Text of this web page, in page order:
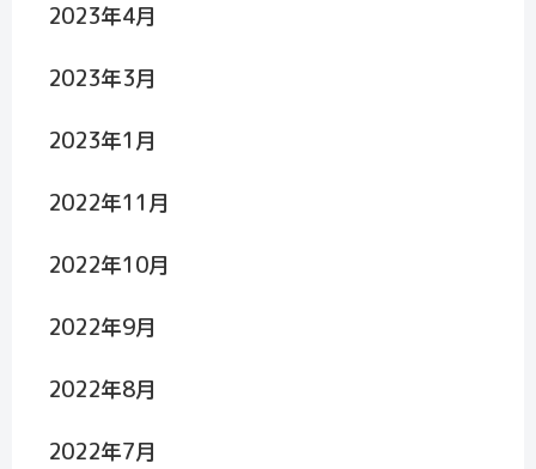
2023年4月
2023年3月
2023年1月
2022年11月
2022年10月
2022年9月
2022年8月
2022年7月